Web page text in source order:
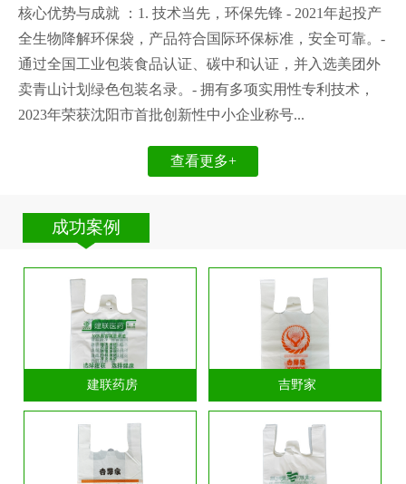
核心优势与成就 ：1. 技术当先，环保先锋 - 2021年起投产
全生物降解环保袋，产品符合国际环保标准，安全可靠。-
通过全国工业包装食品认证、碳中和认证，并入选美团外
卖青山计划绿色包装名录。- 拥有多项实用性专利技术，
2023年荣获沈阳市首批创新性中小企业称号...
查看更多+
成功案例
建联药房 吉野家